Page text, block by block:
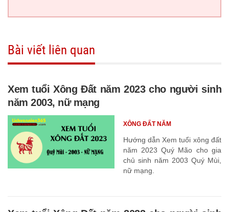
Bài viết liên quan
Xem tuổi Xông Đất năm 2023 cho người sinh
năm 2003, nữ mạng
Hướng dẫn Xem tuổi xông đất
năm 2023 Quý Mão cho gia
chủ sinh năm 2003 Quý Mùi,
nữ mạng.
XÔNG ĐẤT NĂM